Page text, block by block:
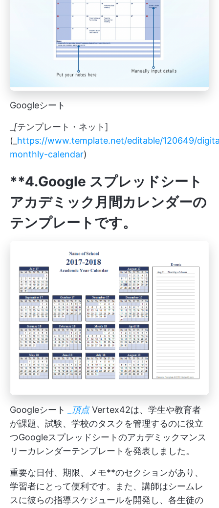
Googleシート
[テンプレート・ネット]
(_ https://www.template.net/editable/120649/
monthly-calendar)
**4.Google スプレッドシート
アカデミック月間カレンダーの
テンプレートです。
Googleシート _頂点Vertex42は、学生や教育者
が課題、試験、学校のタスクを管理するのに役立
つGoogleスプレッドシートのアカデミックマンス
リーカレンダーテンプレートを発表しました。
重要な日付、期限、メモ**のセクションがあり、
学習者にとって便利です。また、講師はシームレ
スに彼らの指導スケジュールを開発し、各生徒の